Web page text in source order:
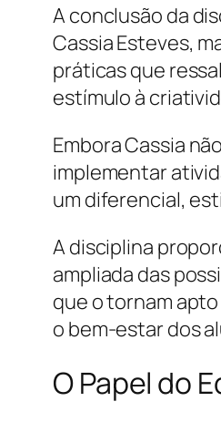
A conclusão da
Cassia Esteves,
práticas que
estímulo à
Embora Cassia
implementar
um diferencial,
A disciplina
ampliada das
que o tornam
o bem-estar dos
O Papel do